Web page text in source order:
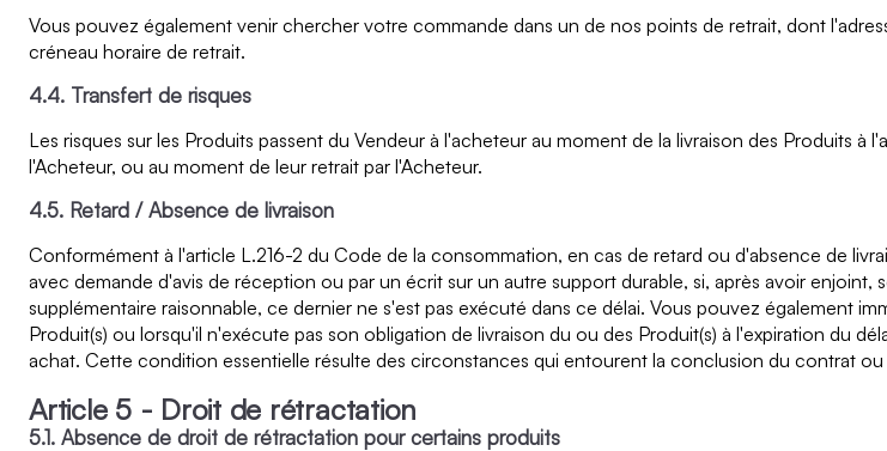
Vous pouvez également venir chercher votre commande dans un de nos points de retrait, dont
créneau horaire de retrait.
4.4. Transfert de risques
Les risques sur les Produits passent du Vendeur à l'acheteur au moment de la livraison des Produits
l'Acheteur, ou au moment de leur retrait par l'Acheteur.
4.5. Retard / Absence de livraison
Conformément à l'article L.216-2 du Code de la consommation, en cas de retard ou d'absence de
avec demande d'avis de réception ou par un écrit sur un autre support durable, si, après avoir enjoint,
supplémentaire raisonnable, ce dernier ne s'est pas exécuté dans ce délai. Vous pouvez également
Produit(s) ou lorsqu'il n'exécute pas son obligation de livraison du ou des Produit(s) à l'expiration du
achat. Cette condition essentielle résulte des circonstances qui entourent la conclusion du contrat
Article 5 - Droit de rétractation
5.1. Absence de droit de rétractation pour certains produits